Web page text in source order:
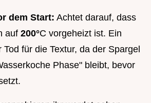
dem Start: Achtet darauf, dass
auf 200°C vorgeheizt ist. Ein
für die Textur, da der Spargel
Phase" bleibt, bevor